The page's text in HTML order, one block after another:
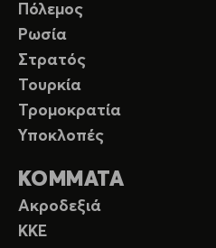
Πόλεμος
Ρωσία
Στρατός
Τουρκία
Τρομοκρατία
Υποκλοπές
ΚΟΜΜΑΤΑ
Ακροδεξιά
ΚΚΕ